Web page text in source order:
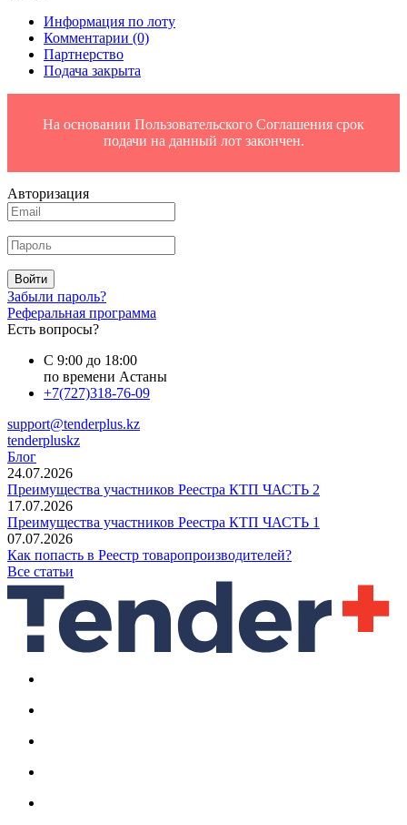
Информация по лоту
Комментарии (0)
Партнерство
Подача закрыта
На основании Пользовательского Соглашения срок
подачи на данный лот закончен.
Авторизация
Войти
Забыли пароль?
Реферальная программа
Есть вопросы?
С 9:00 до 18:00
по времени Астаны
+7(727)318-76-09
support@tenderplus.kz
tenderpluskz
Блог
24.07.2026
Преимущества участников Реестра КТП ЧАСТЬ 2
17.07.2026
Преимущества участников Реестра КТП ЧАСТЬ 1
07.07.2026
Как попасть в Реестр товаропроизводителей?
Все статьи